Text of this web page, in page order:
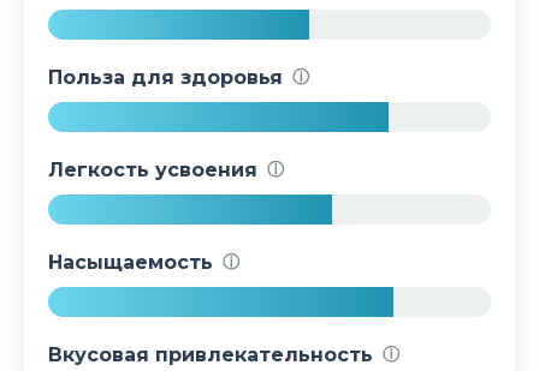
Польза для здоровья ⓘ
Легкость усвоения ⓘ
Насыщаемость ⓘ
Вкусовая привлекательность ⓘ